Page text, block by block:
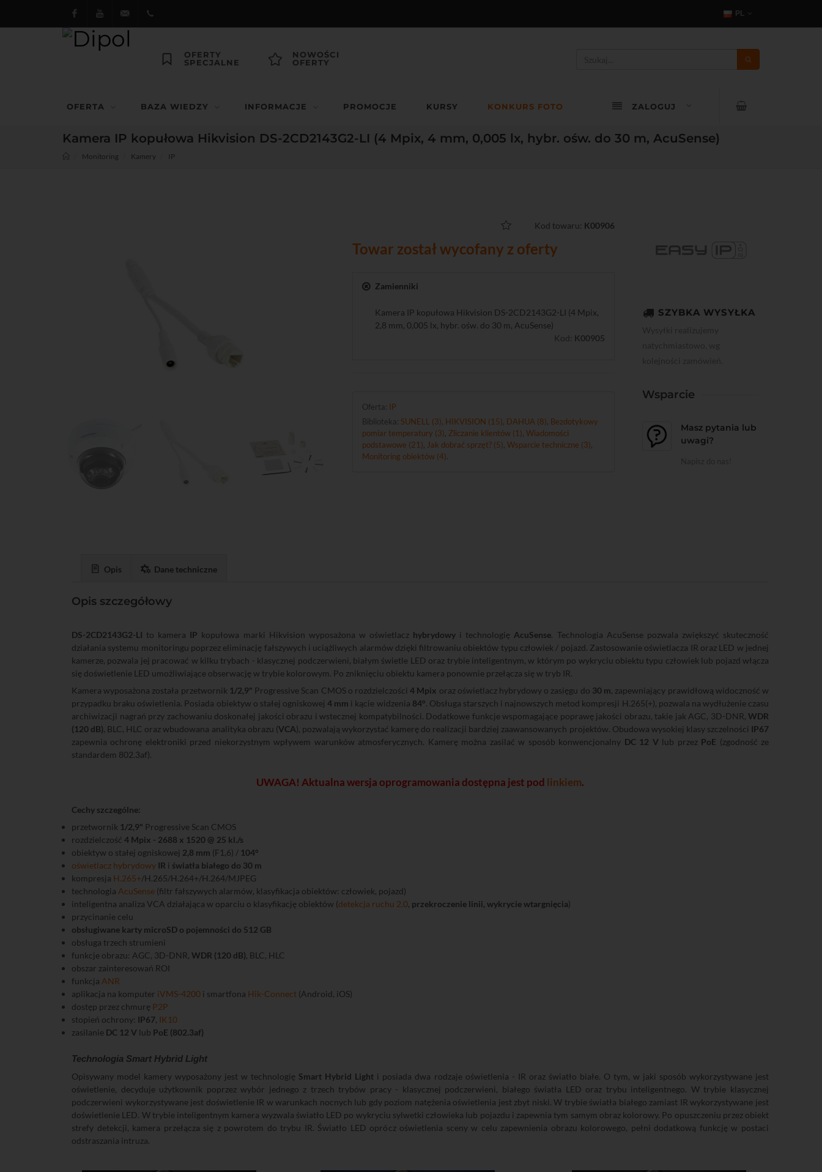
FacebookYoutubedipol@dipol.com.pl
PL
OFERTY
SPECJALNE
NOWOŚCI
OFERTY
OFERTA BAZA WIEDZY INFORMACJE PROMOCJE KURSY KONKURS FOTO ZALOGUJ
Kamera IP kopułowa Hikvision DS-2CD2143G2-LI (4 Mpix, 4 mm, 0,005 lx, hybr. ośw. do 30 m, AcuSense)
Monitoring Kamery IP
Kod towaru: K00906
Towar został wycofany z oferty
Zamienniki
Kamera IP kopułowa Hikvision DS-2CD2143G2-LI (4 Mpix,
2,8 mm, 0,005 lx, hybr. ośw. do 30 m, AcuSense)
Kod: K00905
Oferta: IP
Biblioteka: SUNELL (3) HIKVISION (15) DAHUA (8) Bezdotykowy
pomiar temperatury (3) Zliczanie klientów (1) ,Wiadomości
podstawowe (21)
Jak dobrać sprzęt? (5) ,Wsparcie techniczne (3)
Monitoring obiektów (4)
SZYBKA WYSYŁKA
Wsparcie
Masz pytania lub
uwagi?
Opis Dane techniczne
Opis szczegółowy
DS-2CD2143G2-LI to kamera IP kopułowa marki Hikvision wyposażona w oświetlacz hybrydowy i technologię AcuSense. Technologia AcuSense pozwala zwiększyć skuteczność
działania systemu monitoringu poprzez eliminację fałszywych i uciążliwych alarmów dzięki filtrowaniu obiektów typu człowiek / pojazd. Zastosowanie oświetlacza IR oraz LED w jednej
kamerze, pozwala jej pracować w kilku trybach - klasycznej podczerwieni, białym świetle LED oraz trybie inteligentnym, w którym po wykryciu obiektu typu człowiek lub pojazd włącza
się doświetlenie LED umożliwiające obserwację w trybie kolorowym. Po zniknięciu obiektu kamera ponownie przełącza się w tryb IR.
Kamera wyposażona została przetwornik 1/2,9" Progressive Scan CMOS o rozdzielczości4 Mpix oraz oświetlacz hybrydowy o zasięgu do 30 m, zapewniający prawidłową widoczność w
przypadku braku oświetlenia. Posiada obiektyw o stałej ogniskowej 4 mm i kącie widzenia 84°. Obsługa starszych i najnowszych metod kompresji H.265(+), pozwala na wydłużenie czasu
archiwizacji nagrań przy zachowaniu doskonałej jakości obrazu i wstecznej kompatybilności. Dodatkowe funkcje wspomagające poprawę jakości obrazu, takie jak AGC, 3D-DNR, WDR
(120 dB), BLC, HLC oraz wbudowana analityka obrazu (VCA), pozwalają wykorzystać kamerę do realizacji bardziej zaawansowanych projektów. Obudowa wysokiej klasy szczelności IP67
zapewnia ochronę elektroniki przed niekorzystnym wpływem warunków atmosferycznych. Kamerę można zasilać w sposób konwencjonalny DC 12 Vlub przez PoE (zgodność ze
standardem 802.3af).
UWAGA! Aktualna wersja oprogramowania dostępna jest pod linkiem.
Cechy szczególne:
przetwornik 1/2,9" Progressive Scan CMOS
rozdzielczość 4 Mpix - 2688 x 1520 @ 25 kl./s
obiektyw o stałej ogniskowej 2,8 mm (F1,6) / 104°
oświetlacz hybrydowy IR i światła białego do 30 m
kompresja H.265+/H.265/H.264+/H.264/MJPEG
technologia AcuSense (filtr fałszywych alarmów, klasyfikacja obiektów: człowiek, pojazd)
inteligentna analiza VCA działająca w oparciu o klasyfikację obiektów (detekcja ruchu 2.0, przekroczenie linii, wykrycie wtargnięcia)
przycinanie celu
obsługiwane karty microSD o pojemności do 512 GB
obsługa trzech strumieni
funkcje obrazu: AGC, 3D-DNR, WDR (120 dB), BLC, HLC
obszar zainteresowań ROI
funkcja ANR
aplikacja na komputer iVMS-4200 i smartfona Hik-Connect (Android, iOS)
dostęp przez chmurę P2P
stopień ochrony: IP67, IK10
zasilanie DC 12 V lub PoE (802.3af)
Technologia Smart Hybrid Light
Opisywany model kamery wyposażony jest w technologię Smart Hybrid Light i posiada dwa rodzaje oświetlenia - IR oraz światło białe. O tym, w jaki sposób wykorzystywane jest
oświetlenie, decyduje użytkownik poprzez wybór jednego z trzech trybów pracy - klasycznej podczerwieni, białego światła LED oraz trybu inteligentnego. W trybie klasycznej
podczerwieni wykorzystywane jest doświetlenie IR w warunkach nocnych lub gdy poziom natężenia oświetlenia jest zbyt niski. W trybie światła białego zamiast IR wykorzystywane jest
doświetlenie LED. W trybie inteligentnym kamera wyzwala światło LED po wykryciu sylwetki człowieka lub pojazdu i zapewnia tym samym obraz kolorowy. Po opuszczeniu przez obiekt
strefy detekcji, kamera przełącza się z powrotem do trybu IR. Światło LED oprócz oświetlenia sceny w celu zapewnienia obrazu kolorowego, pełni dodatkową funkcję w postaci
odstraszania intruza.